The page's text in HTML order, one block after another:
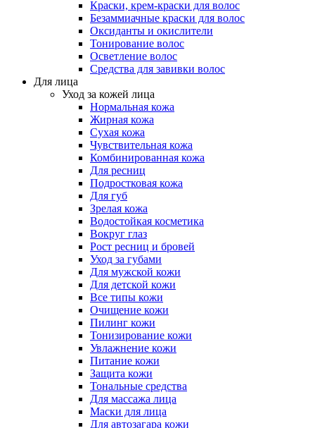
Краски, крем-краски для волос
Безаммиачные краски для волос
Оксиданты и окислители
Тонирование волос
Осветление волос
Средства для завивки волос
Для лица
Уход за кожей лица
Нормальная кожа
Жирная кожа
Сухая кожа
Чувствительная кожа
Комбинированная кожа
Для ресниц
Подростковая кожа
Для губ
Зрелая кожа
Водостойкая косметика
Вокруг глаз
Рост ресниц и бровей
Уход за губами
Для мужской кожи
Для детской кожи
Все типы кожи
Очищение кожи
Пилинг кожи
Тонизирование кожи
Увлажнение кожи
Питание кожи
Защита кожи
Тональные средства
Для массажа лица
Маски для лица
Для автозагара кожи